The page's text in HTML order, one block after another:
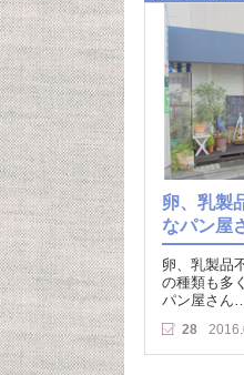
卵、乳製
なパン屋
卵、乳製品
の種類も多
パン屋さん
28